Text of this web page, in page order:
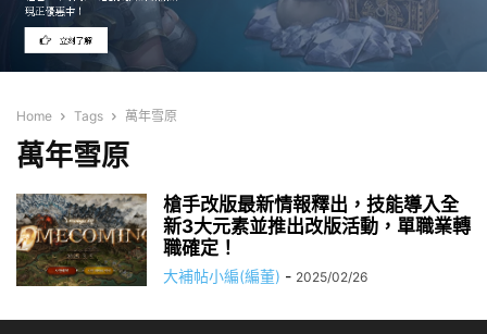
Home Tags 萬年雪原
萬年雪原
槍手改版最新情報釋出，技能導入全
新3大元素並推出改版活動，單職業轉
職確定！
大補帖小編(編董) - 2025/02/26